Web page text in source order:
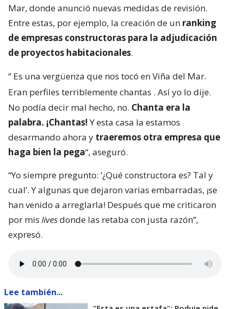
Mar, donde anunció nuevas medidas de revisión.
Entre estas, por ejemplo, la creación de un ranking
de empresas constructoras para la adjudicación
de proyectos habitacionales.
“ Es una vergüenza que nos tocó en Viña del Mar.
Eran perfiles terriblemente chantas . Así yo lo dije.
No podía decir mal hecho, no. Chanta era la
palabra. ¡Chantas!Y esta casa la estamos
desarmando ahora y traeremos otra empresa que
haga bien la pega“, aseguró.
“Yo siempre pregunto: ‘¿Qué constructora es? Tal y
cual’. Y algunas que dejaron varias embarradas, ¡se
han venido a arreglarla! Después que me criticaron
por mis livesdonde las retaba con justa razón”,
expresó.
Lee también...